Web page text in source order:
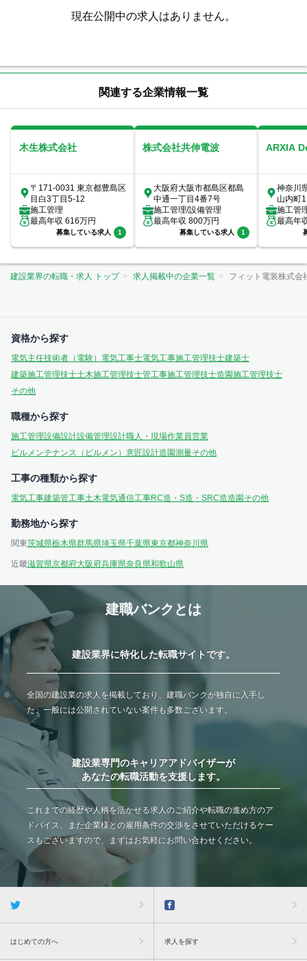
現在公開中の求人はありません。
関連する企業情報一覧
木生株式会社
〒171-0031 東京都豊島区
目白3丁目5-12
施工管理
最高年収 616万円
募集している求人 1
株式会社共伸電波
大阪府大阪市都島区都島
中通一丁目4番7号
施工管理/設備管理
最高年収 800万円
募集している求人 1
ARXIA
神奈川
山内町
室
施工管
最高年
建設業界の転職・求人 トップ 求人掲載中の企業一覧 フィット電装株式会
資格から探す
電気主任技術者（電験） 電気工事士電気工事施工管理技士建築士
建築施工管理技士土木施工管理技士管工事施工管理技士造園施工管理技士
その他
職種から探す
施工管理設備設計設備管理設計職人・現場作業員営業
ビルメンテナンス（ビルメン） 意匠設計造園測量その他
工事の種類から探す
電気工事建築管工事土木電気通信工事RC造・S造・SRC造造園 その他
勤務地から探す
関東茨城県栃木県群馬県埼玉県千葉県東京都神奈川県
近畿滋賀県京都府大阪府兵庫県奈良県和歌山県
建職バンクとは
建設業界に特化した転職サイトです。
全国の建設業の求人を掲載しており、建職バンクが独自に入手し
た、一般には公開されていない案件も多数ございます。
建設業専門のキャリアアドバイザーが
あなたの転職活動を支援します。
これまでの経歴や人柄を活かせる求人のご紹介や転職の進め方のア
ドバイス、また企業様との雇用条件の交渉をさせていただけるケー
スもございますので、まずはお気軽にお問い合わせください。
はじめての方へ 求人を探す